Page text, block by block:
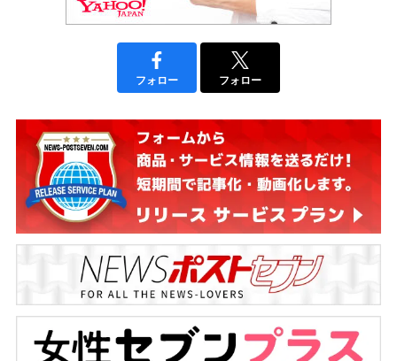
フォロー フォロー